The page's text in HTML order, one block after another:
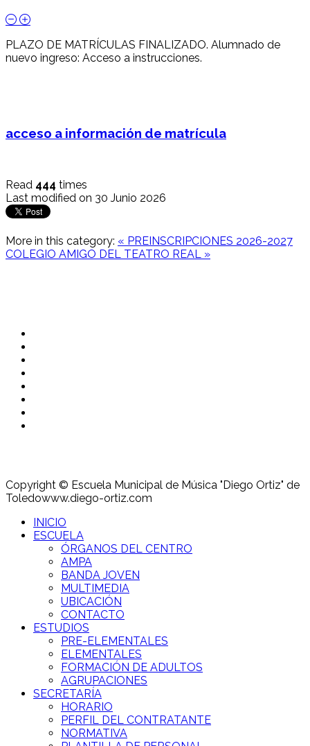
PLAZO DE MATRÍCULAS FINALIZADO. Alumnado de
nuevo ingreso: Acceso a instrucciones.
acceso a información de matrícula
Read 444 times
Last modified on 30 Junio 2026
More in this category: « PREINSCRIPCIONES 2026-2027
COLEGIO AMIGO DEL TEATRO REAL »
Copyright © Escuela Municipal de Música "Diego Ortiz" de
Toledowww.diego-ortiz.com
INICIO
ESCUELA
ÓRGANOS DEL CENTRO
AMPA
BANDA JOVEN
MULTIMEDIA
UBICACIÓN
CONTACTO
ESTUDIOS
PRE-ELEMENTALES
ELEMENTALES
FORMACIÓN DE ADULTOS
AGRUPACIONES
SECRETARÍA
HORARIO
PERFIL DEL CONTRATANTE
NORMATIVA